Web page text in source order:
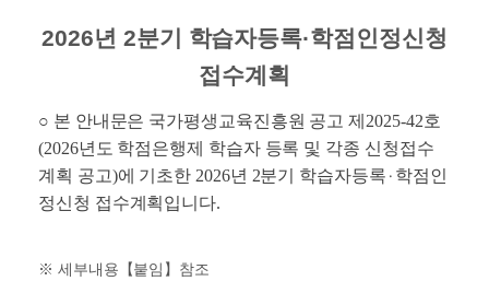
2026년 2분기 학습자등록·학점인정신청
접수계획
○ 본 안내문은 국가평생교육진흥원 공고 제2025-42호
(2026년도 학점은행제 학습자 등록 및 각종 신청접수
계획 공고)에 기 초한 2026년 2분기 학습자등록 · 학점인
정신청 접수계획입니다.
※ 세부내용【붙임】참조